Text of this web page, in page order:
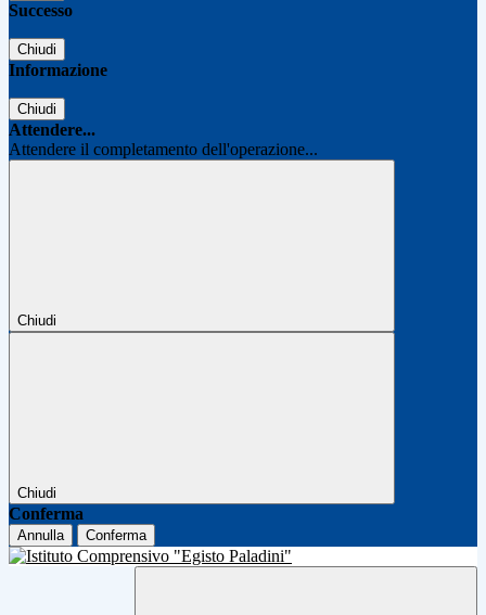
Successo
Chiudi
Informazione
Chiudi
Attendere...
Attendere il completamento dell'operazione...
Chiudi
Chiudi
Conferma
Annulla Conferma